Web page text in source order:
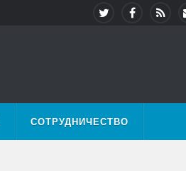
СОТРУДНИЧЕСТВО